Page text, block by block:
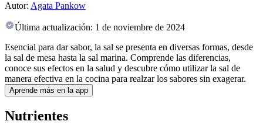
Autor: Agata Pankow
Última actualización: 1 de noviembre de 2024
Esencial para dar sabor, la sal se presenta en diversas formas, desde
la sal de mesa hasta la sal marina. Comprende las diferencias,
conoce sus efectos en la salud y descubre cómo utilizar la sal de
manera efectiva en la cocina para realzar los sabores sin exagerar.
Aprende más en la app
Nutrientes